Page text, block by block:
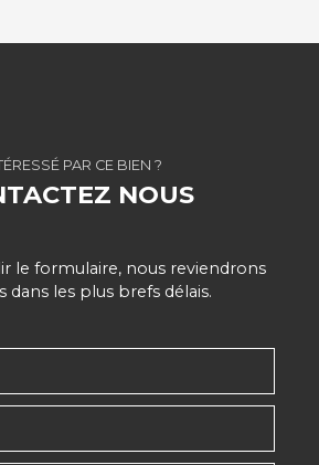
PAR CE BIEN ?
NOUS
le formulaire, nous reviendrons
dans les plus brefs délais.